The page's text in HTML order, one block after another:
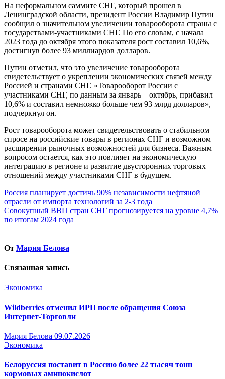
На неформальном саммите СНГ, который прошел в
Ленинградской области, президент России Владимир Путин
сообщил о значительном увеличении товарооборота страны с
государствами-участниками СНГ. По его словам, с начала
2023 года до октября этого показателя рост составил 10,6%,
достигнув более 93 миллиардов долларов.
Путин отметил, что это увеличение товарооборота
свидетельствует о укреплении экономических связей между
Россией и странами СНГ. «Товарооборот России с
участниками СНГ, по данным за январь – октябрь, прибавил
10,6% и составил немножко больше чем 93 млрд долларов», –
подчеркнул он.
Рост товарооборота может свидетельствовать о стабильном
спросе на российские товары в регионах СНГ и возможном
расширении рыночных возможностей для бизнеса. Важным
вопросом остается, как это повлияет на экономическую
интеграцию в регионе и развитие двусторонних торговых
отношений между участниками СНГ в будущем.
Навигация
по
записям
Россия планирует достичь 90% независимости нефтяной
отрасли от импорта технологий за 2-3 года
Совокупный ВВП стран СНГ прогнозируется на уровне 4,7%
по итогам 2024 года
От Мария Белова
Связанная запись
Экономика
Wildberries отменил ИРП после обращения Союза
Интернет-Торговли
Мария Белова 09.07.2026
Экономика
Белоруссия поставит в Россию более 22 тысяч тонн
кормовых аминокислот